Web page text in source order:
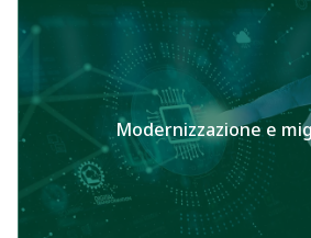
Modernizzazione e